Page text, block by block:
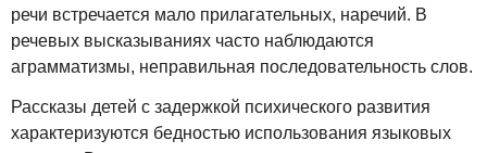
речи встречается мало прилагательных, наречий. В
речевых высказываниях часто наблюдаются
аграмматизмы, неправильная последовательность слов.
Рассказы детей с задержкой психического развития
характеризуются бедностью использования языковых